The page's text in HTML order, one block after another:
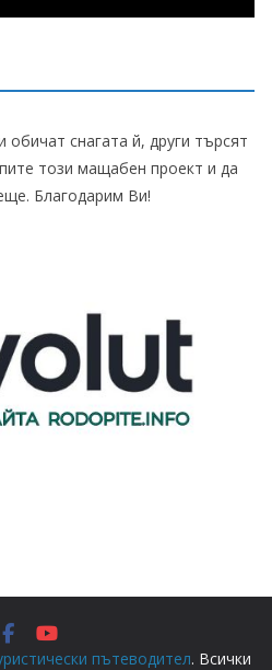
снагата й, други търсят
този мащабен проект и да
Благодарим Ви!
пътеводител. Всички